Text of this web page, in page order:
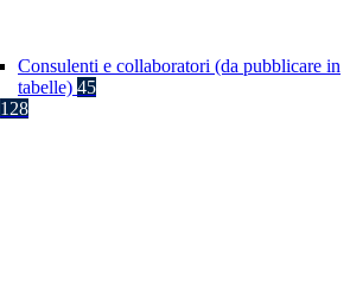
Consulenti e collaboratori (da pubblicare in
tabelle) 45
128